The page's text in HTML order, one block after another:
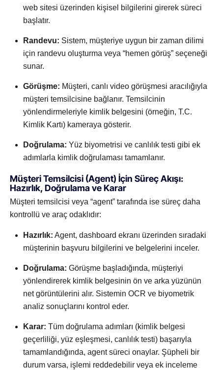
web sitesi üzerinden kişisel bilgilerini girerek süreci
başlatır.
Randevu: Sistem, müşteriye uygun bir zaman dilimi
için randevu oluşturma veya “hemen görüş” seçeneği
sunar.
Görüşme: Müşteri, canlı video görüşmesi aracılığıyla
müşteri temsilcisine bağlanır. Temsilcinin
yönlendirmeleriyle kimlik belgesini (örneğin, T.C.
Kimlik Kartı) kameraya gösterir.
Doğrulama: Yüz biyometrisi ve canlılık testi gibi ek
adımlarla kimlik doğrulaması tamamlanır.
Müşteri Temsilcisi (Agent) İçin Süreç Akışı:
Hazırlık, Doğrulama ve Karar
Müşteri temsilcisi veya “agent” tarafında ise süreç daha
kontrollü ve araç odaklıdır:
Hazırlık: Agent, dashboard ekranı üzerinden sıradaki
müşterinin başvuru bilgilerini ve belgelerini inceler.
Doğrulama: Görüşme başladığında, müşteriyi
yönlendirerek kimlik belgesinin ön ve arka yüzünün
net görüntülerini alır. Sistemin OCR ve biyometrik
analiz sonuçlarını kontrol eder.
Karar: Tüm doğrulama adımları (kimlik belgesi
geçerliliği, yüz eşleşmesi, canlılık testi) başarıyla
tamamlandığında, agent süreci onaylar. Şüpheli bir
durum varsa, işlemi reddedebilir veya ek inceleme